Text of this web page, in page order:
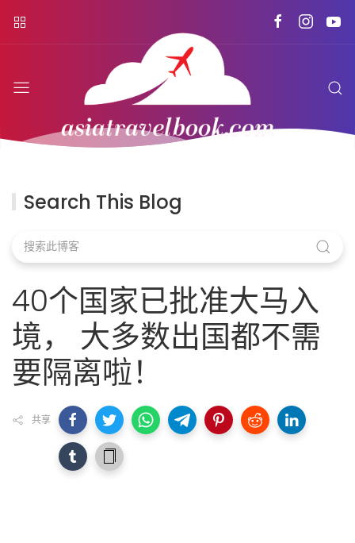
Search This Blog
40个国家已批准大马入
境， 大多数出国都不需
要隔离啦！
共享